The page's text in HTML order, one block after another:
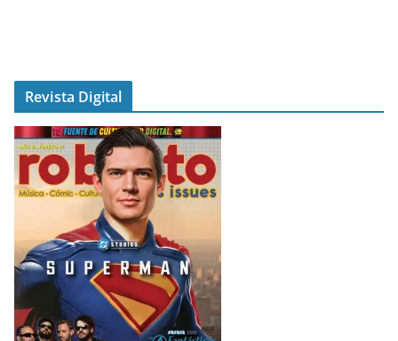
Revista Digital